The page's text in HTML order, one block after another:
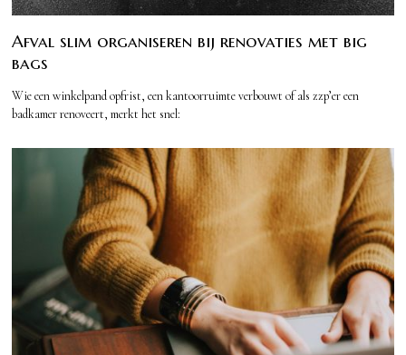
Afval slim organiseren bij renovaties met big
bags
Wie een winkelpand opfrist, een kantoorruimte verbouwt of als zzp’er een
badkamer renoveert, merkt het snel: